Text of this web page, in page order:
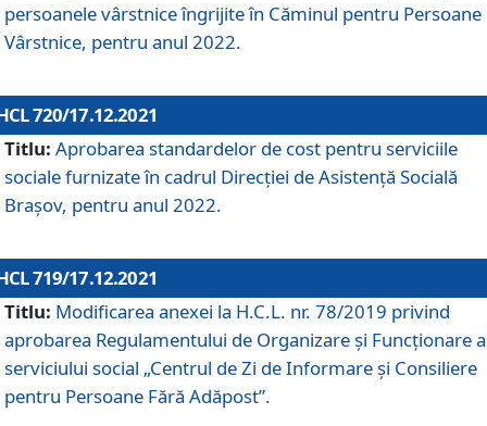
persoanele vârstnice îngrijite în Căminul pentru Persoane
Vârstnice, pentru anul 2022.
720/17.12.2021
Titlu: Aprobarea standardelor de cost pentru serviciile
sociale furnizate în cadrul Direcției de Asistență Socială
Brașov, pentru anul 2022.
719/17.12.2021
Titlu: Modificarea anexei la H.C.L. nr. 78/2019 privind
aprobarea Regulamentului de Organizare și Funcționare
serviciului social „Centrul de Zi de Informare şi Consiliere
pentru Persoane Fără Adăpost”.